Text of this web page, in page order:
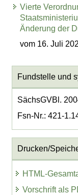
Vierte
Änderung der
vom 16. Juli
Fundstelle und
SächsGVBl.
Fsn-Nr.: 421-
Drucken/
HTML-
Vorschrift als